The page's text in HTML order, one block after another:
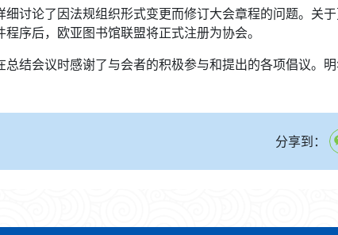
细讨论了因法规组织形式变更而修订大会章程的问题。关
程序后，欧亚图书馆联盟将正式注册为协会。
总结会议时感谢了与会者的积极参与和提出的各项倡议。
分享到：